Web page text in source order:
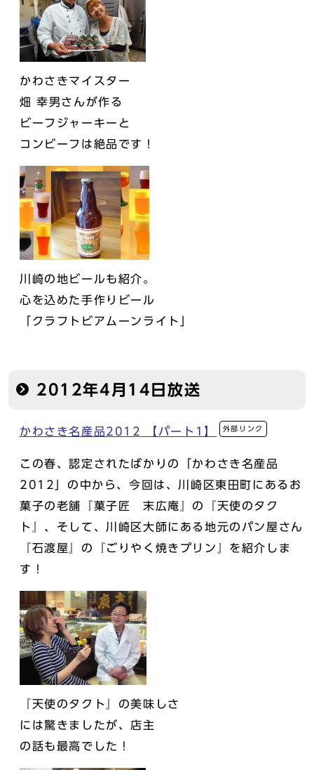
かわさきマイスター
畑 幸男さんが作る
ビーフジャーキーと
コンビーフは絶品です！
川崎の地ビールも紹介。
心を込めた手作りビール
「クラフトビアムーンライト」
2012年4月14日放送
かわさき名産品2012 【パート1】 外部リンク
この春、認定されたばかりの「かわさき名産品
2012」の中から、今回は、川崎区東田町にあるお
菓子の老舗『菓子匠 末広庵』の『天使のタク
ト』、そして、川崎区大師にある地元のパン屋さん
『石渡屋』の『ごりやく焼きプリン』を紹介しま
す！
『天使のタクト』の美味しさ
には驚きましたが、店主
の話も最高でした！